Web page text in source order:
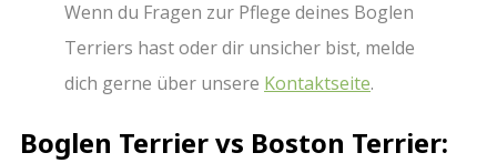
Wenn du Fragen zur Pflege deines Boglen
Terriers hast oder dir unsicher bist, melde
dich gerne über unsere Kontaktseite.
Boglen Terrier vs Boston Terrier: